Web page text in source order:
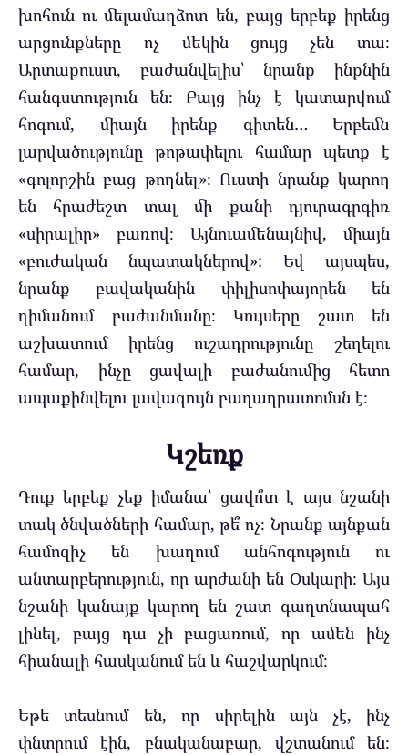
խոհուն ու մելամաղձոտ են, բայց երբեք իրենց
արցունքները ոչ մեկին ցույց չեն տա։
Արտաքուստ, բաժանվելիս՝ նրանք ինքնին
հանգստություն են։ Բայց ինչ է կատարվում
հոգում, միայն իրենք գիտեն… Երբեմն
լարվածությունը թոթափելու համար պետք է
«գոլորշին բաց թողնել»։ Ուստի նրանք կարող
են հրաժեշտ տալ մի քանի դյուրագրգիռ
«սիրալիր» բառով։ Այնուամենայնիվ, միայն
«բուժական նպատակներով»: Եվ այսպես,
նրանք բավականին փիլիսոփայորեն են
դիմանում բաժանմանը։ Կույսերը շատ են
աշխատում իրենց ուշադրությունը շեղելու
համար, ինչը ցավալի բաժանումից հետո
ապաքինվելու լավագույն բաղադրատոմսն է։
Կշեռք
Դուք երբեք չեք իմանա՝ ցավո՞տ է այս նշանի
տակ ծնվածների համար, թե՞ ոչ։ Նրանք այնքան
համոզիչ են խաղում անհոգություն ու
անտարբերություն, որ արժանի են Օսկարի։ Այս
նշանի կանայք կարող են շատ գաղտնապահ
լինել, բայց դա չի բացառում, որ ամեն ինչ
հիանալի հասկանում են և հաշվարկում։
Եթե ​​տեսնում են, որ սիրելին այն չէ, ինչ
փնտրում էին, բնականաբար, վշտանում են։